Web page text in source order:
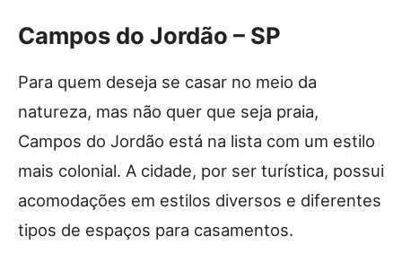
Campos do Jordão – SP
Para quem deseja se casar no meio da
natureza, mas não quer que seja praia,
Campos do Jordão está na lista com um estilo
mais colonial. A cidade, por ser turística, possui
acomodações em estilos diversos e diferentes
tipos de espaços para casamentos.